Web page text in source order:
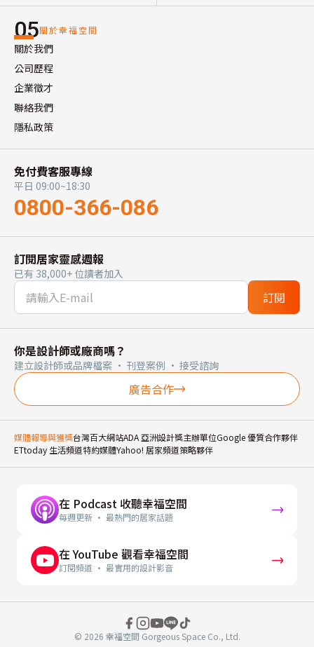
05關於幸福空間
關於我們
公司歷程
企業徵才
聯絡我們
隱私政策
免付費客服專線
平日 09:00~18:30
0800-366-086
訂閱居家靈感週報
已有 38,000+ 位讀者加入
訂閱
你是設計師或廠商嗎？
建立設計師或品牌檔案 · 刊登案例 · 接受諮詢
廣告合作
媒體報導與獲獎台灣百大網站ADA 亞洲設計獎主辦單位Google 優質合作夥伴
ETtoday 生活頻道特約媒體Yahoo! 居家頻道策略夥伴
在 Podcast 收聽幸福空間
每週更新 · 最熱門的居家話題
在 YouTube 觀看幸福空間
訂閱頻道 · 最實用的設計影音
© 2026 幸福空間 Gorgeous Space Co., Ltd.